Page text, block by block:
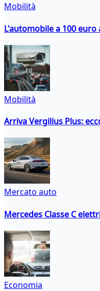
Mobilità
L'automobile a 100
Mobilità
Arriva Vergilius Plus:
Mercato auto
Mercedes Classe C
Economia